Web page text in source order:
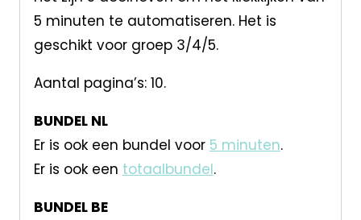
5 minuten te automatiseren. Het is
geschikt voor groep 3/4/5.
Aantal pagina’s: 10.
BUNDEL NL
Er is ook een bundel voor 5 minuten.
Er is ook een totaalbundel.
BUNDEL BE